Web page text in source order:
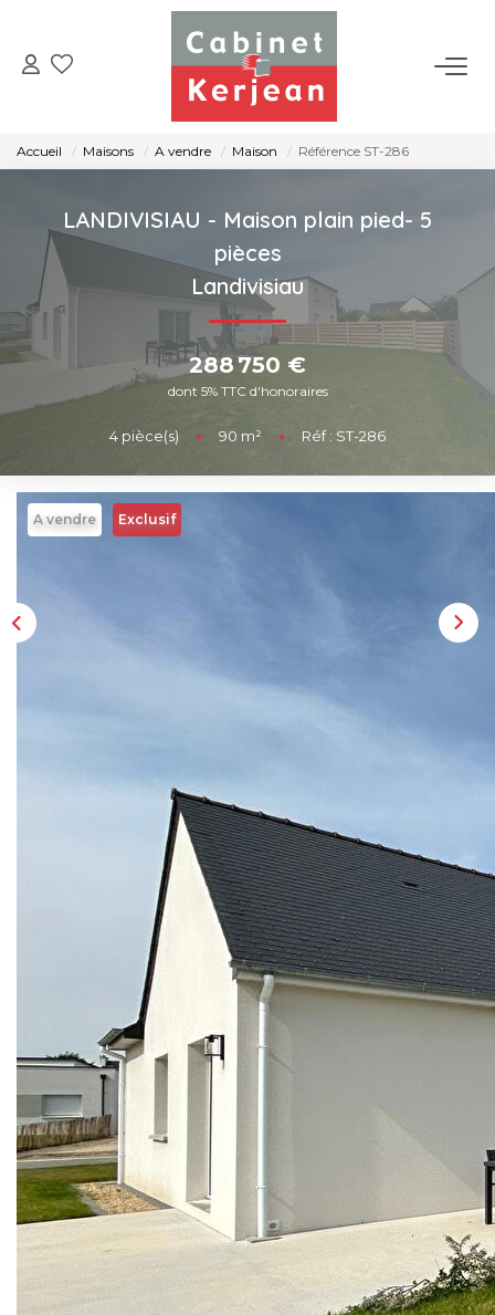
ACHETER
VENDRE
LOUER
NOS AGENCES
CONTACT
Accueil Maisons A vendre Maison Référence ST-286
LANDIVISIAU - Maison plain pied- 5
pièces
Landivisiau
288 750 €
dont 5% TTC d'honoraires
4 pièce(s) • 90 m² • Réf : ST-286
A vendre Exclusif
Maison récente de plain-pied . Quartier calme et
proche des commodités
Découvrez cette maison contemporaine de plain-
pied, construite en 2024, alliant confort, modernité
et praticité. Située dans un quartier paisible, à
proximité immédiate du centre-ville et de toutes
les commodités (commerces, écoles, transports),
elle est idéale pour une vie quotidienne sereine.
Descriptif :
3 chambres lumineuses et spacieuses
Une belle pièce à vivre ouverte, baignée de
lumière naturelle
Cuisine aménagée et équipée (moderne et